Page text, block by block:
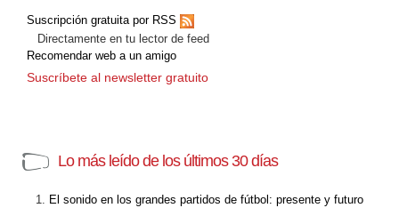
Suscripción gratuita por RSS
Directamente en tu lector de feed
Recomendar web a un amigo
Suscríbete al newsletter gratuito
Lo más leído de los últimos 30 días
El sonido en los grandes partidos de fútbol: presente y futuro